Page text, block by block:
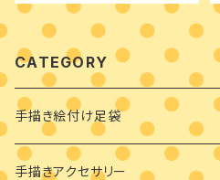
CATEGORY
手描き絵付け足袋
絵付け済み足袋
手描きアクセサリー